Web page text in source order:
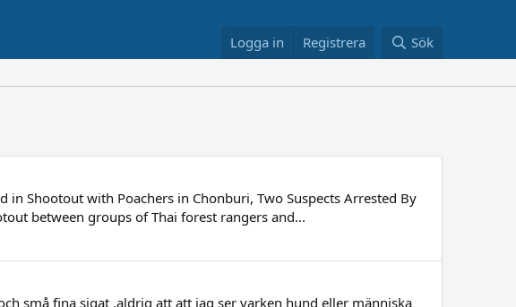
Logga in Registrera Sök
in Shootout with Poachers in Chonburi, Two Suspects Arrested By
between groups of Thai forest rangers and...
små fina sigat ,aldrig att att jag ser varken hund eller människa